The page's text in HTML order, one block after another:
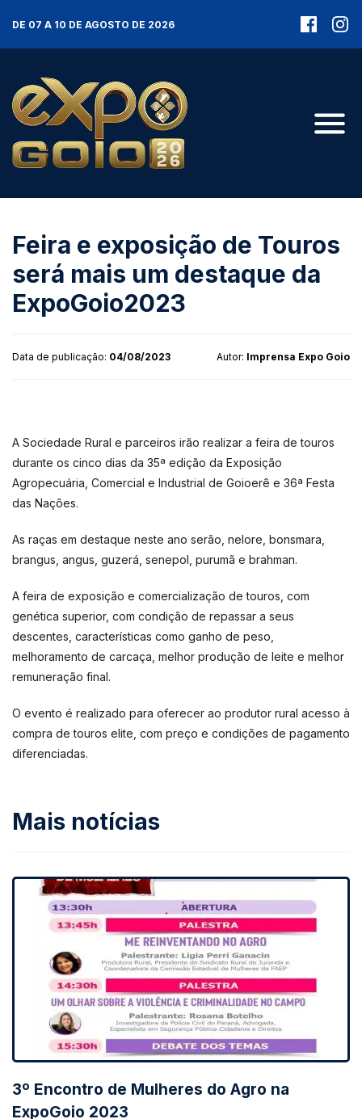
DE 07 A 10 DE AGOSTO DE 2026
Feira e exposição de Touros
será mais um destaque da
ExpoGoio2023
Data de publicação: 04/08/2023 Autor: Imprensa Expo Goio
A Sociedade Rural e parceiros irão realizar a feira de touros
durante os cinco dias da 35ª edição da Exposição
Agropecuária, Comercial e Industrial de Goioerê e 36ª Festa
das Nações.
As raças em destaque neste ano serão, nelore, bonsmara,
brangus, angus, guzerá, senepol, purumã e brahman.
A feira de exposição e comercialização de touros, com
genética superior, com condição de repassar a seus
descentes, características como ganho de peso,
melhoramento de carcaça, melhor produção de leite e melhor
remuneração final.
O evento é realizado para oferecer ao produtor rural acesso à
compra de touros elite, com preço e condições de pagamento
diferenciadas.
Mais notícias
3º Encontro de Mulheres do Agro na
ExpoGoio 2023